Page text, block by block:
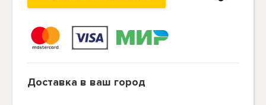
Доставка в ваш город